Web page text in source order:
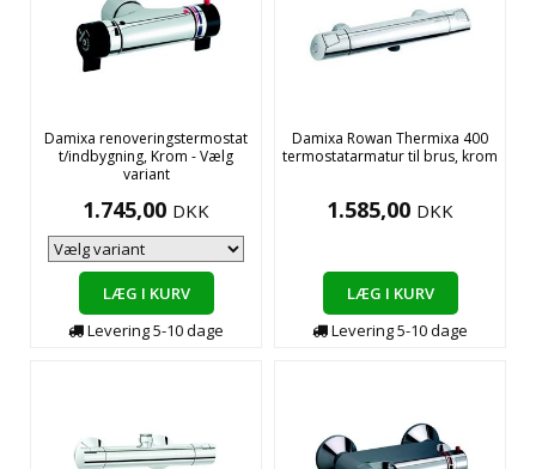
Damixa renoveringstermostat
t/indbygning, Krom - Vælg
variant
1.745,00 DKK
LÆG I KURV
Levering5-10dage
Damixa Rowan Thermixa 400
termostatarmatur til brus, krom
1.585,00 DKK
LÆG I KURV
Levering5-10dage